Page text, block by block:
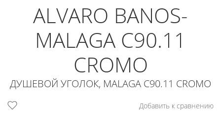
ALVARO BANOS-
MALAGA C90.11
CROMO
ДУШЕВОЙ УГОЛОК, MALAGA C90.11 CROMO
Добавить к сравнению